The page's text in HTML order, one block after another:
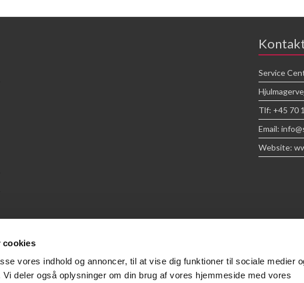
cookies
vores indhold og annoncer, til at vise dig funktioner til sociale medier
deler også oplysninger om din brug af vores hjemmeside med vores
Service
Tlf: +45 70
Email:
Website: